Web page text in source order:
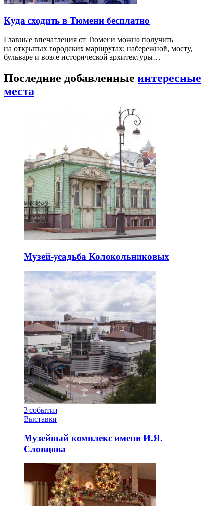
Куда сходить в Тюмени бесплатно
Главные впечатления от Тюмени можно получить
на открытых городских маршрутах: набережной, мосту,
бульваре и возле исторической архитектуры…
Последние добавленные интересные
места
Музей-усадьба Колокольниковых
2 события
Выставки
Музейный комплекс имени И.Я.
Словцова